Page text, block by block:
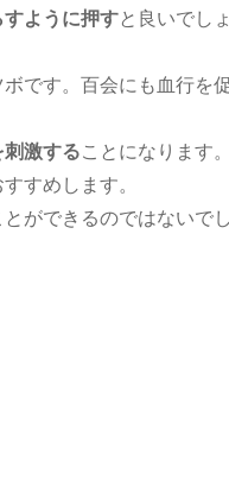
ように押すと良いでし
です。百会にも血行を
激することになります
すめします。
ができるのではないでし